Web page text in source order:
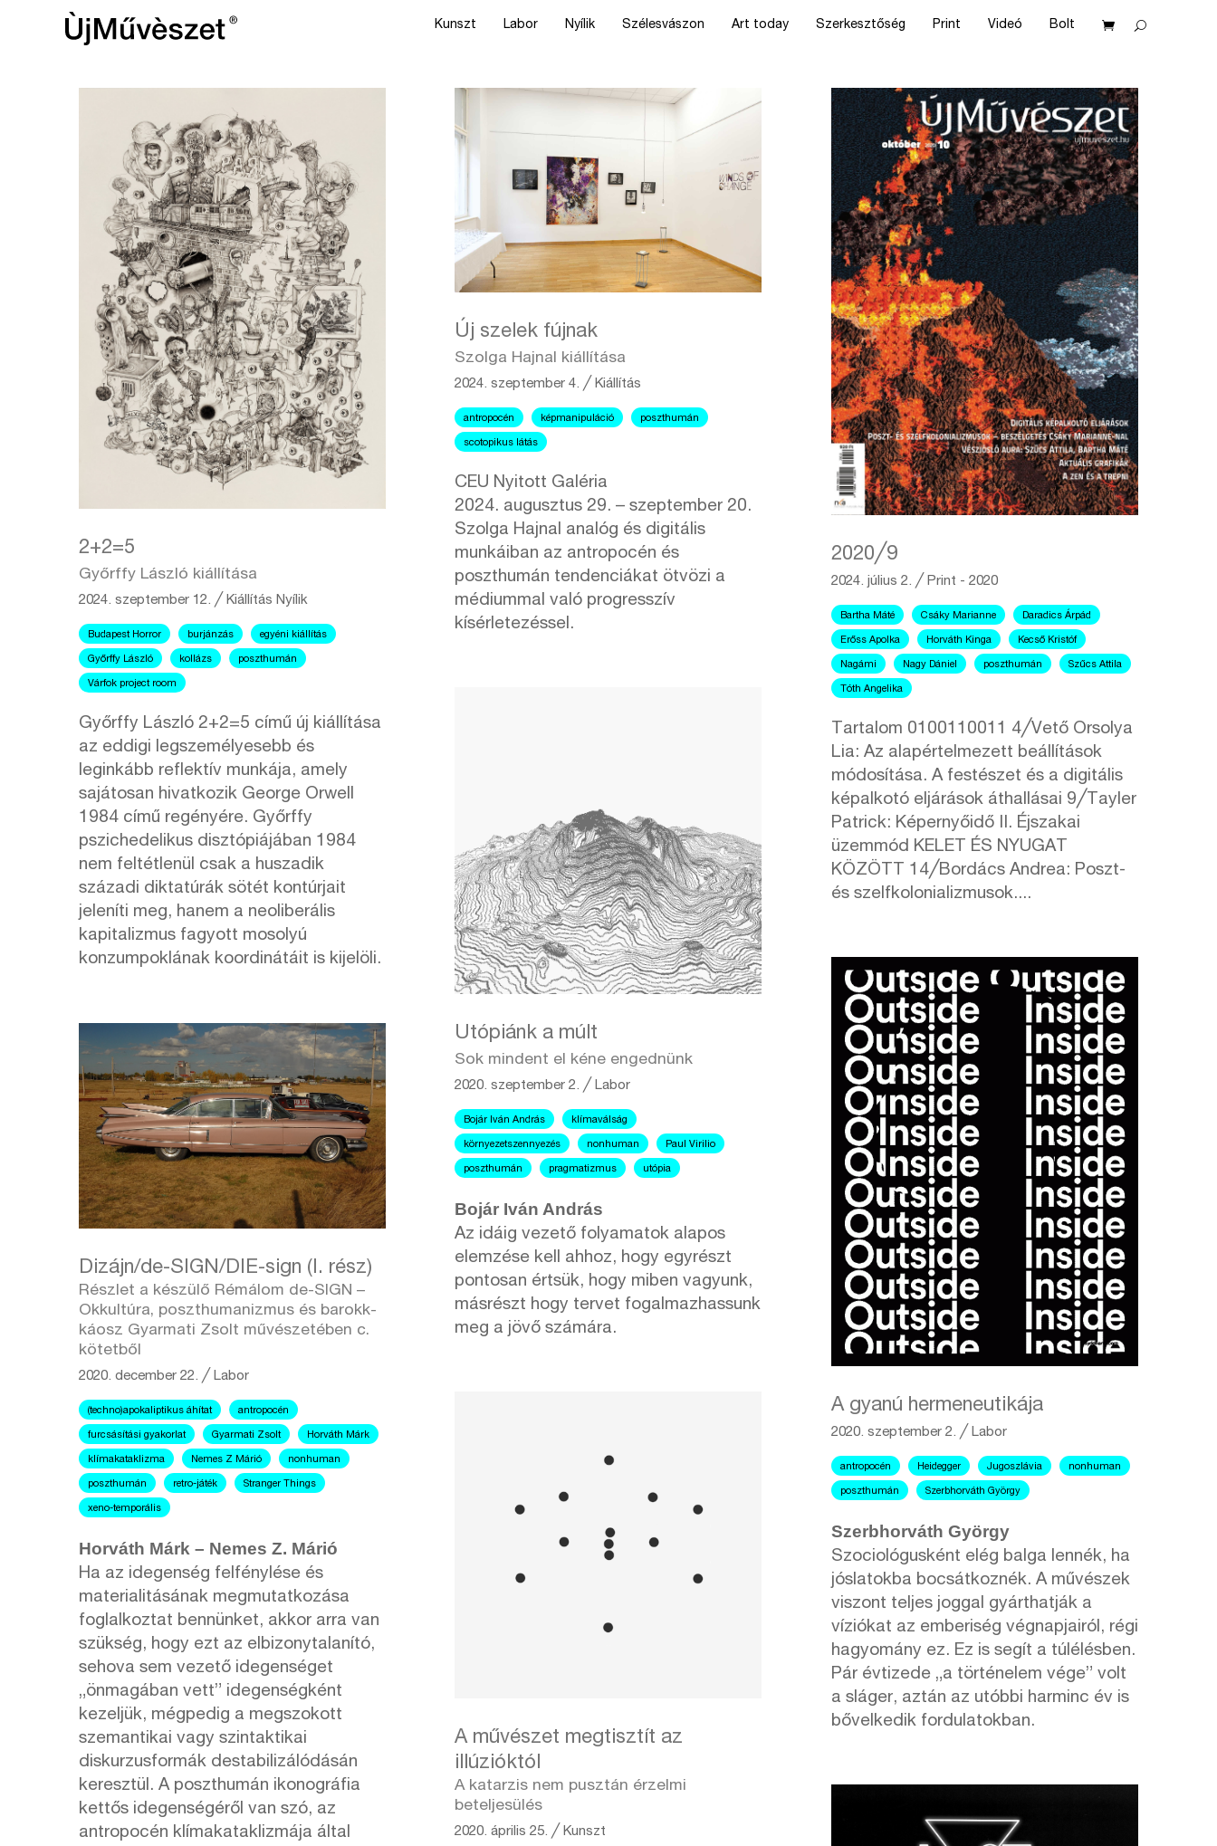
Kunszt Labor Nyílik Szélesvászon Art today Szerkesztőség Print Videó Bolt
2+2=5
Győrffy László kiállítása
2024. szeptember 12. ╱Kiállítás Nyílik
Budapest Horror burjánzás egyéni kiállítás
Győrffy László kollázs poszthumán
Várfok project room
Győrffy László 2+2=5 című új kiállítása
az eddigi legszemélyesebb és
leginkább reflektív munkája, amely
sajátosan hivatkozik George Orwell
1984 című regényére. Győrffy
pszichedelikus disztópiájában 1984
nem feltétlenül csak a huszadik
századi diktatúrák sötét kontúrjait
jeleníti meg, hanem a neoliberális
kapitalizmus fagyott mosolyú
konzumpoklának koordinátáit is kijelöli.
Dizájn/de-SIGN/DIE-sign (I. rész)
Részlet a készülő Rémálom de-SIGN –
Okkultúra, poszthumanizmus és barokk-
káosz Gyarmati Zsolt művészetében c.
kötetből
2020. december 22. ╱ Labor
(techno)apokaliptikus áhítat antropocén
furcsásítási gyakorlat Gyarmati Zsolt Horváth Márk
klímakataklizma Nemes Z Márió nonhuman
poszthumán retro-játék Stranger Things
xeno-temporális
Horváth Márk – Nemes Z. Márió
Ha az idegenség felfénylése és
materialitásának megmutatkozása
foglalkoztat bennünket, akkor arra van
szükség, hogy ezt az elbizonytalanító,
sehova sem vezető idegenséget
„önmagában vett” idegenségként
kezeljük, mégpedig a megszokott
szemantikai vagy szintaktikai
diskurzusformák destabilizálódásán
keresztül. A poszthumán ikonográfia
kettős idegenségéről van szó, az
antropocén klímakataklizmája által
Új szelek fújnak
Szolga Hajnal kiállítása
2024. szeptember 4. ╱ Kiállítás
antropocén képmanipuláció poszthumán
scotopikus látás
CEU Nyitott Galéria
2024. augusztus 29. – szeptember 20.
Szolga Hajnal analóg és digitális
munkáiban az antropocén és
poszthumán tendenciákat ötvözi a
médiummal való progresszív
kísérletezéssel.
Utópiánk a múlt
Sok mindent el kéne engednünk
2020. szeptember 2. ╱Labor
Bojár Iván András klímaválság
környezetszennyezés nonhuman Paul Virilio
poszthumán pragmatizmus utópia
Bojár Iván András
Az idáig vezető folyamatok alapos
elemzése kell ahhoz, hogy egyrészt
pontosan értsük, hogy miben vagyunk,
másrészt hogy tervet fogalmazhassunk
meg a jövő számára.
A művészet megtisztít az
illúzióktól
A katarzis nem pusztán érzelmi
beteljesülés
2020. április 25. ╱Kunszt
2020╱9
2024. július 2. ╱ Print - 2020
Bartha Máté Csáky Marianne Daradics Árpád
Erőss Apolka Horváth Kinga Kecső Kristóf
Nagámi Nagy Dániel poszthumán Szűcs Attila
Tóth Angelika
Tartalom 0100110011 4╱Vető Orsolya
Lia: Az alapértelmezett beállítások
módosítása. A festészet és a digitális
képalkotó eljárások áthallásai 9╱Tayler
Patrick: Képernyőidő II. Éjszakai
üzemmód KELET ÉS NYUGAT
KÖZÖTT 14╱Bordács Andrea: Poszt-
és szelfkolonializmusok....
A gyanú hermeneutikája
2020. szeptember 2. ╱ Labor
antropocén Heidegger Jugoszlávia nonhuman
poszthumán Szerbhorváth György
Szerbhorváth György
Szociológusként elég balga lennék, ha
jóslatokba bocsátkoznék. A művészek
viszont teljes joggal gyárthatják a
víziókat az emberiség végnapjairól, régi
hagyomány ez. Ez is segít a túlélésben.
Pár évtizede „a történelem vége” volt
a sláger, aztán az utóbbi harminc év is
bővelkedik fordulatokban.